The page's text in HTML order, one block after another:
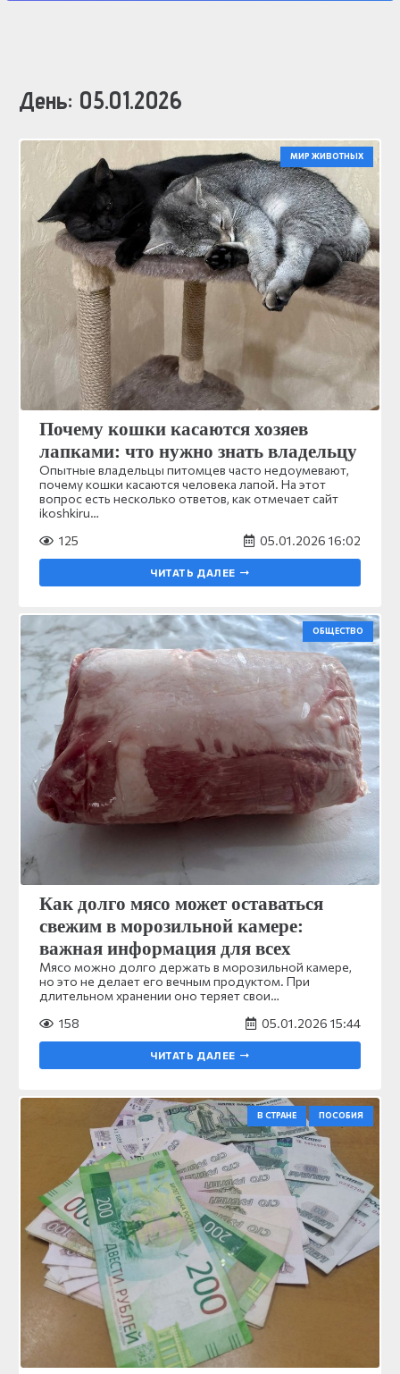
День: 05.01.2026
МИР ЖИВОТНЫХ
Почему кошки касаются хозяев
лапками: что нужно знать владельцу
Опытные владельцы питомцев часто недоумевают,
почему кошки касаются человека лапой. На этот
вопрос есть несколько ответов, как отмечает сайт
ikoshkiru…
125
05.01.2026 16:02
ЧИТАТЬ ДАЛЕЕ
ОБЩЕСТВО
Как долго мясо может оставаться
свежим в морозильной камере:
важная информация для всех
Мясо можно долго держать в морозильной камере,
но это не делает его вечным продуктом. При
длительном хранении оно теряет свои…
158
05.01.2026 15:44
ЧИТАТЬ ДАЛЕЕ
В СТРАНЕ ПОСОБИЯ